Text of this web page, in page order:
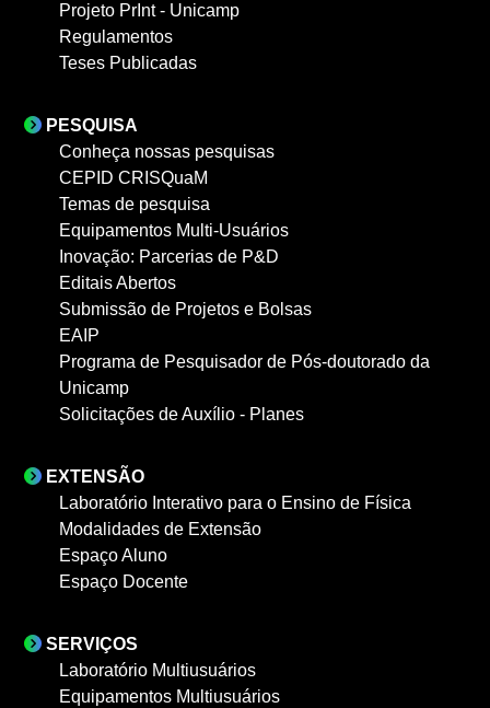
Projeto PrInt - Unicamp
Regulamentos
Teses Publicadas
PESQUISA
Conheça nossas pesquisas
CEPID CRISQuaM
Temas de pesquisa
Equipamentos Multi-Usuários
Inovação: Parcerias de P&D
Editais Abertos
Submissão de Projetos e Bolsas
EAIP
Programa de Pesquisador de Pós-doutorado da
Unicamp
Solicitações de Auxílio - Planes
EXTENSÃO
Laboratório Interativo para o Ensino de Física
Modalidades de Extensão
Espaço Aluno
Espaço Docente
SERVIÇOS
Laboratório Multiusuários
Equipamentos Multiusuários